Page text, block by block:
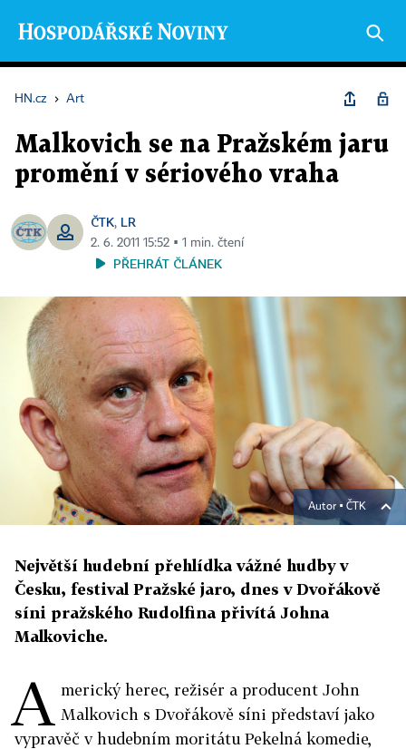
HN.cz › Art
Malkovich se na Pražském jaru
promění v sériového vraha
ČTK, LR
2. 6. 2011 15:52 ▪ 1 min. čtení
PŘEHRÁT ČLÁNEK
Autor ▪ ČTK
Největší hudební přehlídka vážné hudby v
Česku, festival Pražské jaro, dnes v Dvořákově
síni pražského Rudolfina přivítá Johna
Malkoviche.
A merický herec, režisér a producent John
Malkovich s Dvořákově síni představí jako
vypravěč v hudebním moritátu Pekelná komedie,